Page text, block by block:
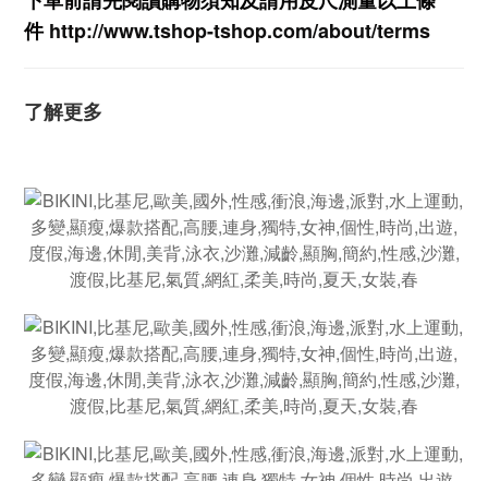
件 http://www.tshop-tshop.com/about/terms
了解更多